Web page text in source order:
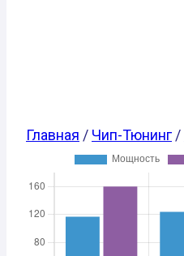
Главная / Чип-Тюнинг /